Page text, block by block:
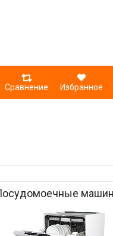
Сравнение Избранное